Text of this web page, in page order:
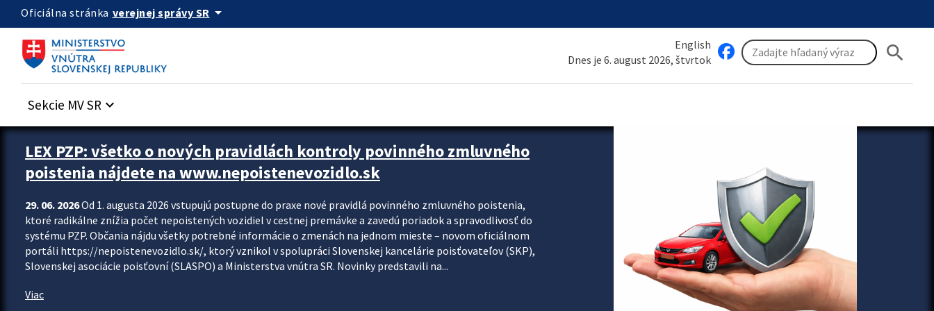
Preskocit na hlavný obsah
Oficiálna stránka verejnej správy SR arrow_drop_down
English
Dnes je 6. august 2026, štvrtok
search
Sekcie MV SR keyboard_arrow_down
Zastavit automatický posun upútavok
LEX PZP: všetko o nových pravidlách kontroly povinného zmluvného
poistenia nájdete na www.nepoistenevozidlo.sk
29. 06. 2026Od 1. augusta 2026 vstupujú postupne do praxe nové pravidlá povinného zmluvného poistenia,
ktoré radikálne znížia počet nepoistených vozidiel v cestnej premávke a zavedú poriadok a spravodlivosť do
systému PZP. Občania nájdu všetky potrebné informácie o zmenách na jednom mieste – novom oficiálnom
portáli https://nepoistenevozidlo.sk/, ktorý vznikol v spolupráci Slovenskej kancelárie poisťovateľov (SKP),
Slovenskej asociácie poisťovní (SLASPO) a Ministerstva vnútra SR. Novinky predstavili na...
Viac